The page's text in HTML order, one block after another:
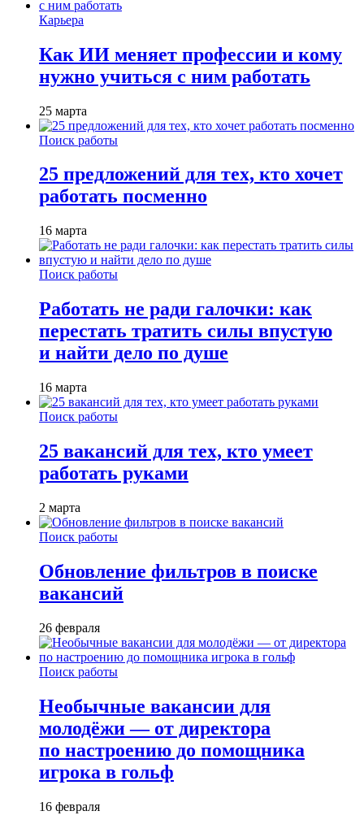
Карьера
Как ИИ меняет профессии и кому
нужно учиться с ним работать
25 марта
Поиск работы
25 предложений для тех, кто хочет
работать посменно
16 марта
Поиск работы
Работать не ради галочки: как
перестать тратить силы впустую
и найти дело по душе
16 марта
Поиск работы
25 вакансий для тех, кто умеет
работать руками
2 марта
Поиск работы
Обновление фильтров в поиске
вакансий
26 февраля
Поиск работы
Необычные вакансии для
молодёжи — от директора
по настроению до помощника
игрока в гольф
16 февраля